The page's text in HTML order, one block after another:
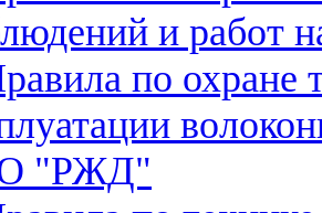
и работ
по охране
"РЖД"